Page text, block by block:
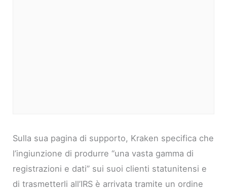
Sulla sua pagina di supporto, Kraken specifica che
l’ingiunzione di produrre “una vasta gamma di
registrazioni e dati” sui suoi clienti statunitensi e
di trasmetterli all’IRS è arrivata tramite un ordine